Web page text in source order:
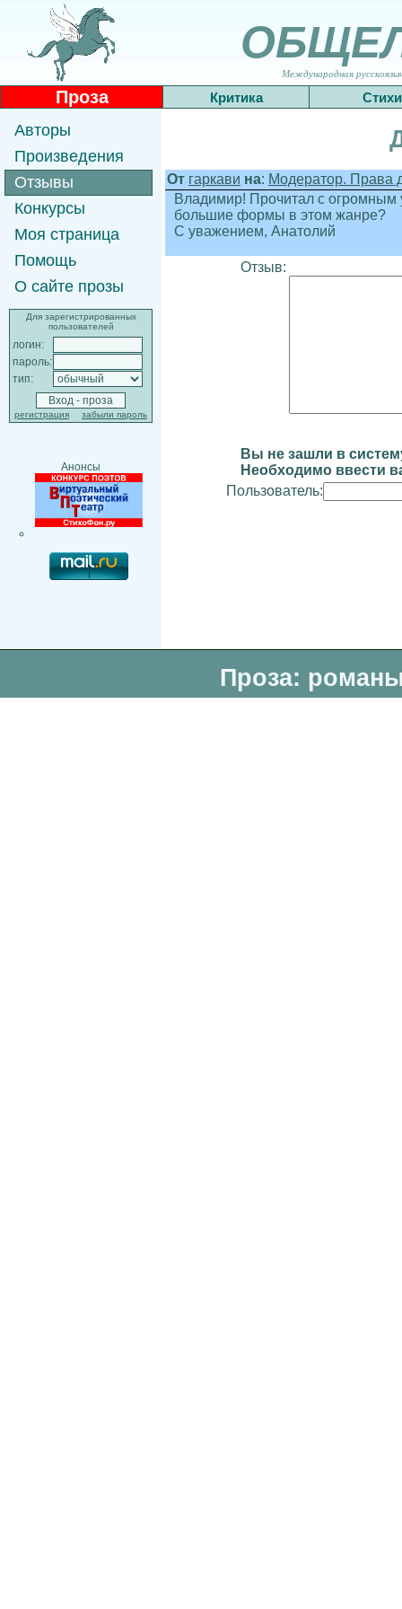
Международная
Проза Критика Стихи
Авторы
Произведения
Отзывы
Конкурсы
Моя страница
Помощь
О сайте прозы
Для зарегистрированных
пользователей
логин:
пароль:
тип:
регистрация забыли пароль
Анонсы
От гаркави на: Модератор. Права
Владимир! Прочитал с огромным
большие формы в этом жанре?
С уважением, Анатолий
Отзыв:
Вы не зашли в
Необходимо ввести
Пользователь:
Проза: